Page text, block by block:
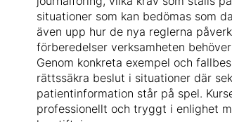
situationer som kan bedömas som
även upp hur de nya reglerna
förberedelser verksamheten
Genom konkreta exempel och
rättssäkra beslut i situationer där
patientinformation står på spel.
professionellt och tryggt i enlighet